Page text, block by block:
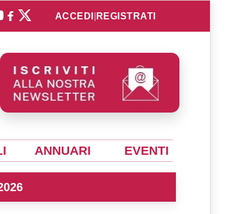
ACCEDI REGISTRATI
ANNUARI EVENTI